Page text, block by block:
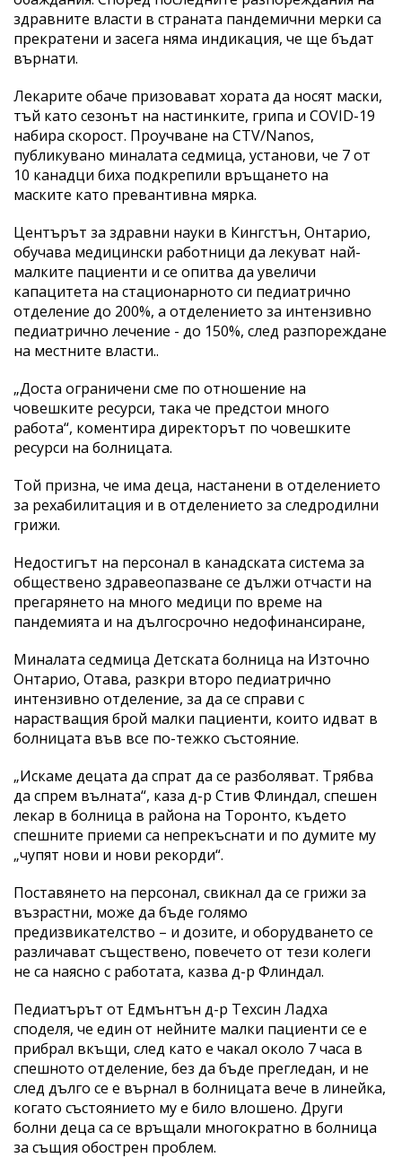
здравните власти в страната пандемични мерки са
прекратени и засега няма индикация, че ще бъдат
върнати.
Лекарите обаче призовават хората да носят маски,
тъй като сезонът на настинките, грипа и COVID-19
набира скорост. Проучване на CTV/Nanos,
публикувано миналата седмица, установи, че 7 от
10 канадци биха подкрепили връщането на
маските като превантивна мярка.
Центърът за здравни науки в Кингстън, Онтарио,
обучава медицински работници да лекуват най-
малките пациенти и се опитва да увеличи
капацитета на стационарното си педиатрично
отделение до 200%, а отделението за интензивно
педиатрично лечение - до 150%, след разпореждане
на местните власти..
„Доста ограничени сме по отношение на
човешките ресурси, така че предстои много
работа“, коментира директорът по човешките
ресурси на болницата.
Той призна, че има деца, настанени в отделението
за рехабилитация и в отделението за следродилни
грижи.
Недостигът на персонал в канадската система за
обществено здравеопазване се дължи отчасти на
прегарянето на много медици по време на
пандемията и на дългосрочно недофинансиране,
Миналата седмица Детската болница на Източно
Онтарио, Отава, разкри второ педиатрично
интензивно отделение, за да се справи с
нарастващия брой малки пациенти, които идват в
болницата във все по-тежко състояние.
„Искаме децата да спрат да се разболяват. Трябва
да спрем вълната“, каза д-р Стив Флиндал, спешен
лекар в болница в района на Торонто, където
спешните приеми са непрекъснати и по думите му
„чупят нови и нови рекорди“.
Поставянето на персонал, свикнал да се грижи за
възрастни, може да бъде голямо
предизвикателство – и дозите, и оборудването се
различават съществено, повечето от тези колеги
не са наясно с работата, казва д-р Флиндал.
Педиатърът от Едмънтън д-р Техсин Ладха
споделя, че един от нейните малки пациенти се е
прибрал вкъщи, след като е чакал около 7 часа в
спешното отделение, без да бъде прегледан, и не
след дълго се е върнал в болницата вече в линейка,
когато състоянието му е било влошено. Други
болни деца са се връщали многократно в болница
за същия обострен проблем.